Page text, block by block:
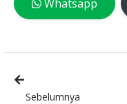
Whatsapp
Sebelumnya